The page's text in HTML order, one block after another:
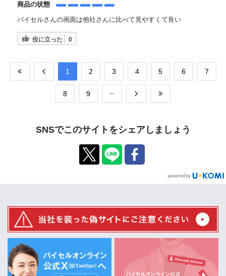
商品の状態
バイセルさんの画面は他社さんに比べて見やすくて良い
役に立った 0
​1 ​2 ​3 ​4 ​5 ​6 ​7
​8 ​9
SNSでこのサイトをシェアしましょう